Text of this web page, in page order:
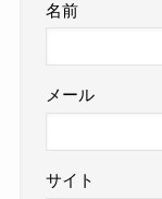
名前
メール
サイト